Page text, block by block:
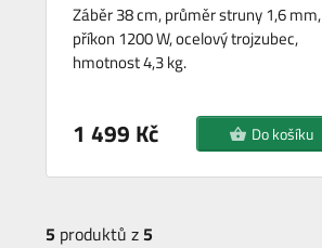
Záběr 38 cm, průměr struny 1,6 mm,
příkon 1200 W, ocelový trojzubec,
hmotnost 4,3 kg.
1 499 Kč Do košíku
5 produktů z 5